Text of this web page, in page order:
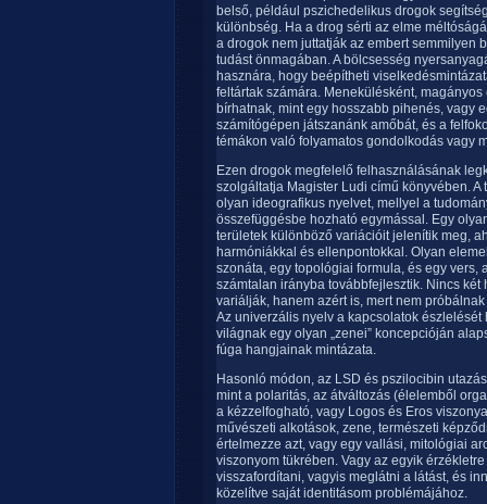
belső, például pszichedelikus drogok
különbség. Ha a drog sérti az elme
a drogok nem juttatják az embert semmilyen
tudást önmagában. A bölcsesség
hasznára, hogy beépítheti
feltártak számára. Menekülésként,
bírhatnak, mint egy hosszabb pihenés, vagy
számítógépen játszanánk amőbát, és a
témákon való folyamatos gondolkodás vagy
Ezen drogok megfelelő felhasználásának
szolgáltatja Magister Ludi című könyvében.
olyan ideografikus nyelvet, mellyel a
összefüggésbe hozható egymással. Egy
területek különböző variációit jelenítik meg,
harmóniákkal és ellenpontokkal. Olyan
szonáta, egy topológiai formula, és egy vers,
számtalan irányba továbbfejlesztik. Nincs
variálják, hanem azért is, mert nem
Az univerzális nyelv a kapcsolatok
világnak egy olyan „zenei” koncepcióján
fúga hangjainak mintázata.
Hasonló módon, az LSD és pszilocibin
mint a polaritás, az átváltozás (élelemből
a kézzelfogható, vagy Logos és Eros
művészeti alkotások, zene, természeti
értelmezze azt, vagy egy vallási, mitológiai
viszonyom tükrében. Vagy az egyik
visszafordítani, vagyis meglátni a látást, és
közelítve saját identitásom problémájához.